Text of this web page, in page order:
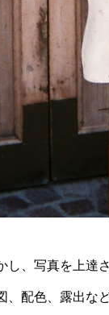
、写真を上達
配色、露出